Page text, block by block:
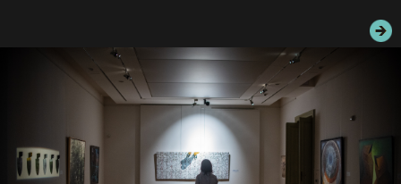
ELÉRHETŐSÉG
PALOTASÉTÁK ÉS VEZETÉSEK
KÖZÉRDEKŰ ADATOK